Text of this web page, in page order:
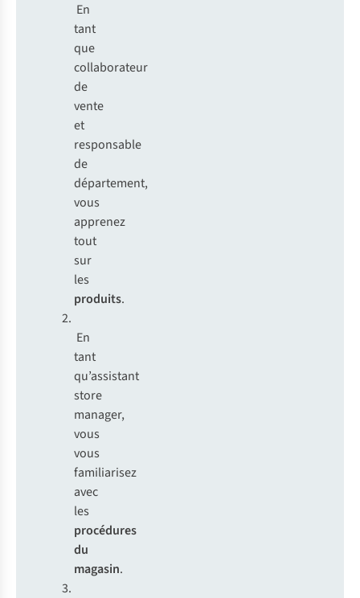
En
tant
que
collaborateur
de
vente
et
responsable
de
département,
vous
apprenez
tout
sur
les
produits.
En
tant
qu’assistant
store
manager,
vous
vous
familiarisez
avec
les
procédures
du
magasin.